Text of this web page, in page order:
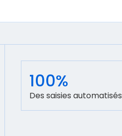
100%
Des saisies automatisés